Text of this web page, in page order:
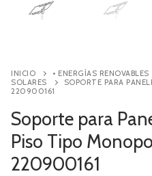
INICIO • ENERGÍAS RENOVABLES
SOLARES
SOPORTE PARA
220900161
Soporte para
Piso Tipo
220900161